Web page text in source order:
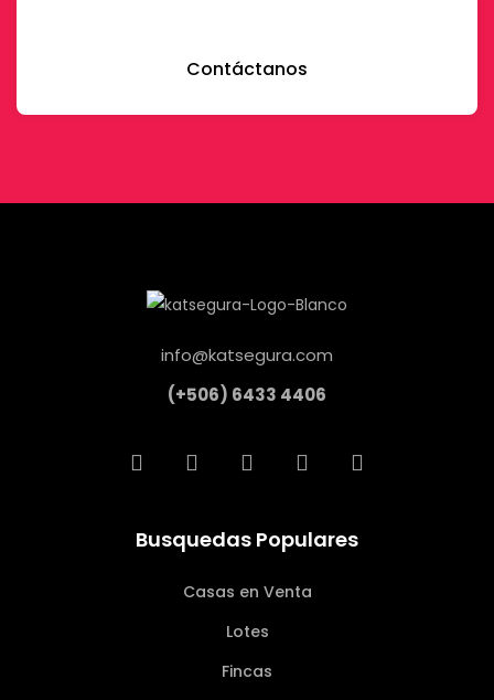
Contáctanos
info@katsegura.com
(+506) 6433 4406
Busquedas Populares
Casas en Venta
Lotes
Fincas